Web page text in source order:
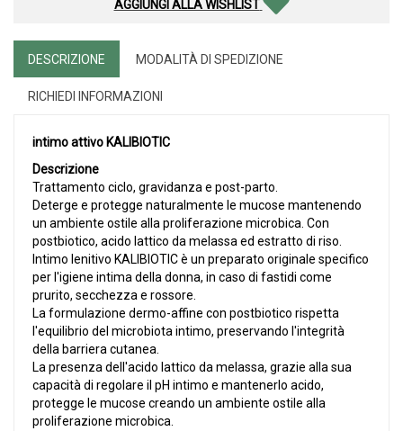
AGGIUNGI ALLA WISHLIST
DESCRIZIONE MODALITÀ DI SPEDIZIONE
RICHIEDI INFORMAZIONI
intimo attivo KALIBIOTIC
Descrizione
Trattamento ciclo, gravidanza e post-parto.
Deterge e protegge naturalmente le mucose mantenendo
un ambiente ostile alla proliferazione microbica. Con
postbiotico, acido lattico da melassa ed estratto di riso.
Intimo lenitivo KALIBIOTIC è un preparato originale specifico
per l'igiene intima della donna, in caso di fastidi come
prurito, secchezza e rossore.
La formulazione dermo-affine con postbiotico rispetta
l'equilibrio del microbiota intimo, preservando l'integrità
della barriera cutanea.
La presenza dell'acido lattico da melassa, grazie alla sua
capacità di regolare il pH intimo e mantenerlo acido,
protegge le mucose creando un ambiente ostile alla
proliferazione microbica.